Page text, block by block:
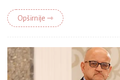
Opširnije ⇾